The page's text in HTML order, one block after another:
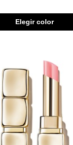
Elegir color